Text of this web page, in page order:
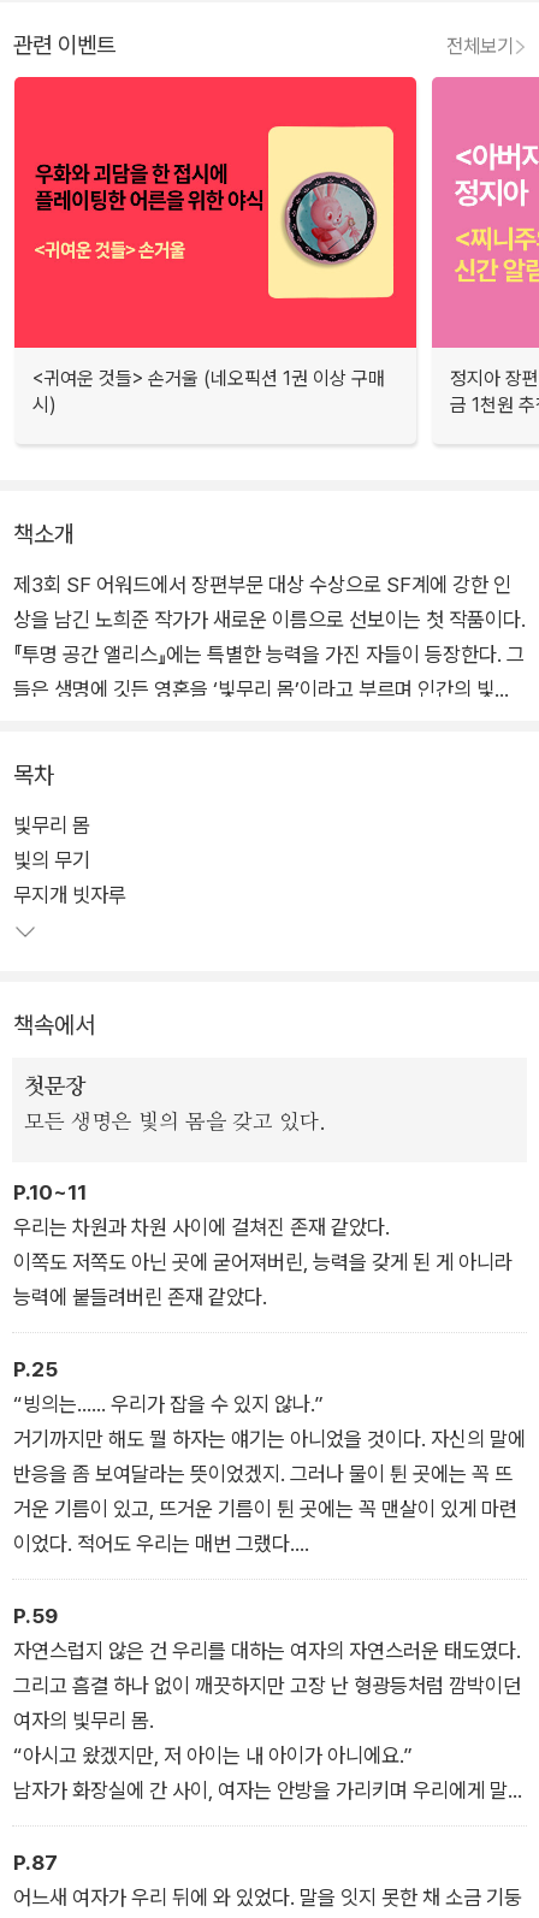
관련 이벤트 전체보기
<귀여운 것들> 손거울 (네오픽션 1권 이상 구매
시)
정지아 장
금 1천원
책소개
제3회 SF 어워드에서 장편부문 대상 수상으로 SF계에 강한 인
상을 남긴 노희준 작가가 새로운 이름으로 선보이는 첫 작품이다.
『투명 공간 앨리스』에는 특별한 능력을 가진 자들이 등장한다. 그
들은 생명에 깃든 영혼을 ‘빛무리 몸’이라고 부르며 인간의 빛무
과 다른 자신의 정체성을 받아들이고 타인을 위해 헌신하는 그들
을 통해 작가는 ‘나’와 타인 사이에 투명하게 얽혀 있는 연결성에
대해 역설한다. 그들 눈에 비친 빛무리 몸처럼, 찰나지만 강렬한
연대의 순간을 목도하기 바란다.
목차
빛무리 몸
빛의 무기
무지개 빗자루
책속에서
첫문장
모든 생명은 빛의 몸을 갖고 있다.
P.10~11
우리는 차원과 차원 사이에 걸쳐진 존재 같았다.
이쪽도 저쪽도 아닌 곳에 굳어져버린, 능력을 갖게 된 게 아니라
능력에 붙들려버린 존재 같았다.
P.25
“빙의는…… 우리가 잡을 수 있지 않나.”
거기까지만 해도 뭘 하자는 얘기는 아니었을 것이다. 자신의 말에
반응을 좀 보여달라는 뜻이었겠지. 그러나 물이 튄 곳에는 꼭 뜨
거운 기름이 있고, 뜨거운 기름이 튄 곳에는 꼭 맨살이 있게 마련
이었다. 적어도 우리는 매번 그랬다.
“어떻게 잡냐? 볼 때마다 쫓아가냐?”
“우리라면…… 쉽게 쫓아갈 수 있지 않나.”
“카운터 보다 쫓아가냐? 고기 굽다 쫓아가?”
P.59
자연스럽지 않은 건 우리를 대하는 여자의 자연스러운 태도였다.
그리고 흠결 하나 없이 깨끗하지만 고장 난 형광등처럼 깜박이던
여자의 빛무리 몸.
“아시고 왔겠지만, 저 아이는 내 아이가 아니에요.”
남자가 화장실에 간 사이, 여자는 안방을 가리키며 우리에게 말했
다. 요원 역할이 제일 잘 어울리는 지나가 노련한 표정으로 여자
를 바라보며 물었다.
“그렇게 생각하시는 이유는요?”
P.87
어느새 여자가 우리 뒤에 와 있었다. 말을 잇지 못한 채 소금 기둥